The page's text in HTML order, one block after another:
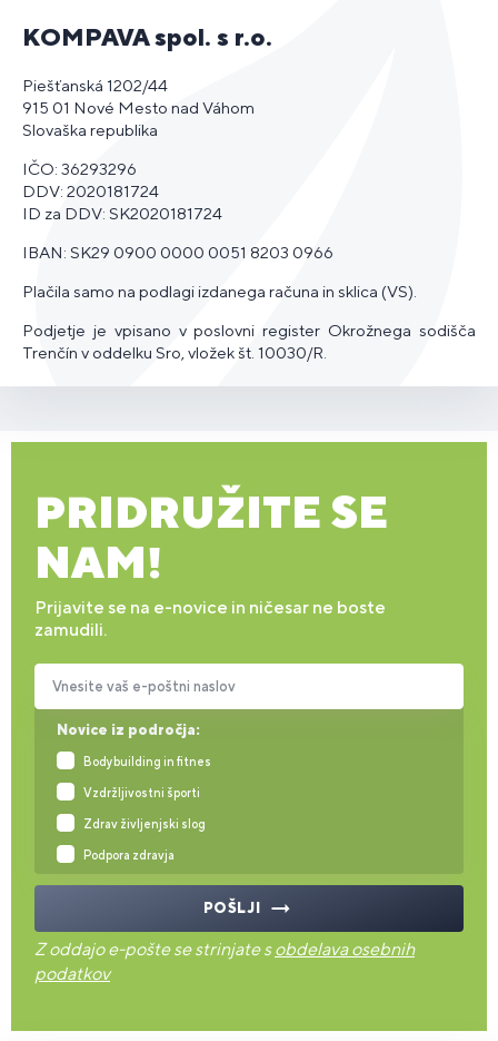
KOMPAVA spol. s r.o.
Piešťanská 1202/44
915 01 Nové Mesto nad Váhom
Slovaška republika
IČO: 36293296
DDV: 2020181724
ID za DDV: SK2020181724
IBAN: SK29 0900 0000 0051 8203 0966
Plačila samo na podlagi izdanega računa in sklica (VS).
Podjetje je vpisano v poslovni register Okrožnega sodišča
Trenčín v oddelku Sro, vložek št. 10030/R.
PRIDRUŽITE SE
NAM!
Prijavite se na e-novice in ničesar ne boste
zamudili.
Novice iz področja:
Bodybuilding in fitnes
Vzdržljivostni športi
Zdrav življenjski slog
Podpora zdravja
Vnesite vaš e-poštni naslov
POŠLJI
Z oddajo e-pošte se strinjate sobdelava osebnih
podatkov